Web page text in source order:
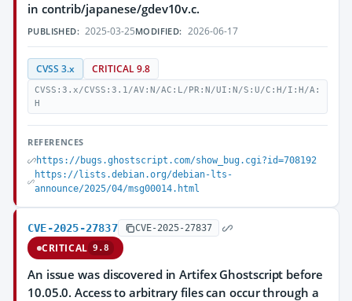
in contrib/japanese/gdev10v.c.
PUBLISHED: 2025-03-25MODIFIED: 2026-06-17
CVSS 3.x CRITICAL 9.8
CVSS:3.x/CVSS:3.1/AV:N/AC:L/PR:N/UI:N/S:U/C:H/I:H/A:
H
REFERENCES
https://bugs.ghostscript.com/show_bug.cgi?id=708192
https://lists.debian.org/debian-lts-
announce/2025/04/msg00014.html
CVE-2025-27837 CVE-2025-27837
CRITICAL 9.8
An issue was discovered in Artifex Ghostscript before
10.05.0. Access to arbitrary files can occur through a